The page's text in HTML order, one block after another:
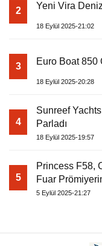
2 Yeni Vira
18 Eylül 2025-21:02
3 Euro Boat 850
18 Eylül 2025-20:28
4
Sunreef
Parladı
18 Eylül 2025-19:57
5
Princess F58,
Fuar
5 Eylül 2025-21:27